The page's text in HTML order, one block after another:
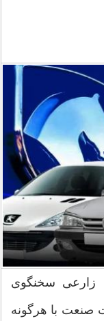
زارعی سخنگوی
صنعت با هرگونه